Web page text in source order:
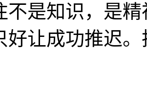
不是知识，是
好让成功推迟